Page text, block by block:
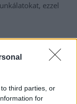
third parties, or
for
ezzel